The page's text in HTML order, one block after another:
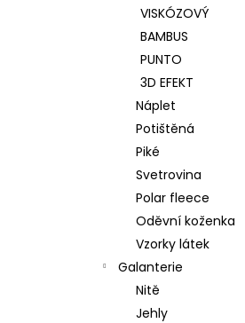
VISKÓZOVÝ
BAMBUS
PUNTO
3D EFEKT
Náplet
Potištěná
Piké
Svetrovina
Polar fleece
Oděvní koženka
Vzorky látek
Galanterie
Nitě
Jehly